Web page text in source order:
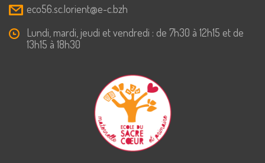
eco56.sc.lorient@e-c.bzh
Lundi, mardi, jeudi et vendredi : de 7h30 à 12h15 et de
13h15 à 18h30